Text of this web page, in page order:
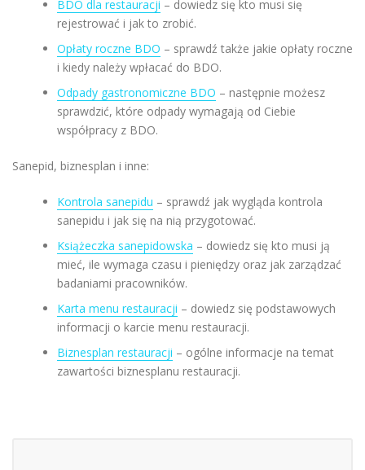
BDO dla restauracji – dowiedz się kto musi się
rejestrować i jak to zrobić.
Opłaty roczne BDO – sprawdź także jakie opłaty roczne
i kiedy należy wpłacać do BDO.
Odpady gastronomiczne BDO – następnie możesz
sprawdzić, które odpady wymagają od Ciebie
współpracy z BDO.
Sanepid, biznesplan i inne:
Kontrola sanepidu – sprawdź jak wygląda kontrola
sanepidu i jak się na nią przygotować.
Książeczka sanepidowska – dowiedz się kto musi ją
mieć, ile wymaga czasu i pieniędzy oraz jak zarządzać
badaniami pracowników.
Karta menu restauracji – dowiedz się podstawowych
informacji o karcie menu restauracji.
Biznesplan restauracji – ogólne informacje na temat
zawartości biznesplanu restauracji.